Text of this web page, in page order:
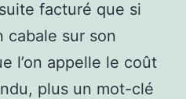
facturé que si
cabale sur son
l’on appelle le coût
plus un mot-clé